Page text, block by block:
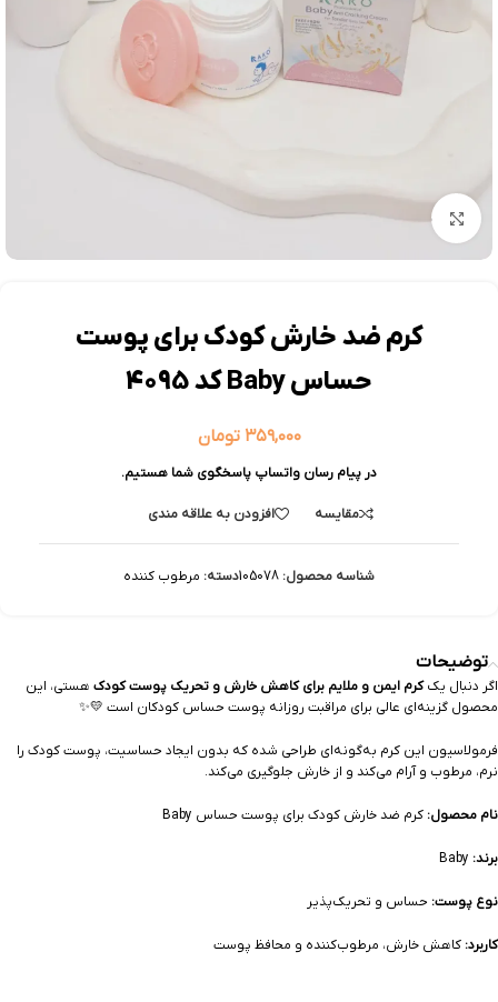
بزرگنمایی تصویر
کرم ضد خارش کودک برای پوست
حساس Baby کد 4095
۳۵۹,۰۰۰ تومان
در پیام رسان واتساپ پاسخگوی شما هستیم.
مقایسه افزودن به علاقه مندی
شناسه محصول: 105078دسته: مرطوب کننده
توضیحات
اگر دنبال یککرم ایمن و ملایم برای کاهش خارش و تحریک پوست کودک هستی، این
محصول گزینه‌ای عالی برای مراقبت روزانه پوست حساس کودکان است 💛✨
فرمولاسیون این کرم به‌گونه‌ای طراحی شده که بدون ایجاد حساسیت، پوست کودک را
نرم، مرطوب و آرام می‌کند و از خارش جلوگیری می‌کند.
نام محصول: کرم ضد خارش کودک برای پوست حساس Baby
برند:
نوع پوست: حساس و تحریک‌پذیر
کاربرد: کاهش خارش، مرطوب‌کننده و محافظ پوست